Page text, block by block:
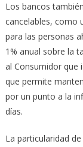
Los bancos
cancelables, como
para las personas
1% anual sobre la
al Consumidor que
que permite
por un punto a la
días.
La particularidad